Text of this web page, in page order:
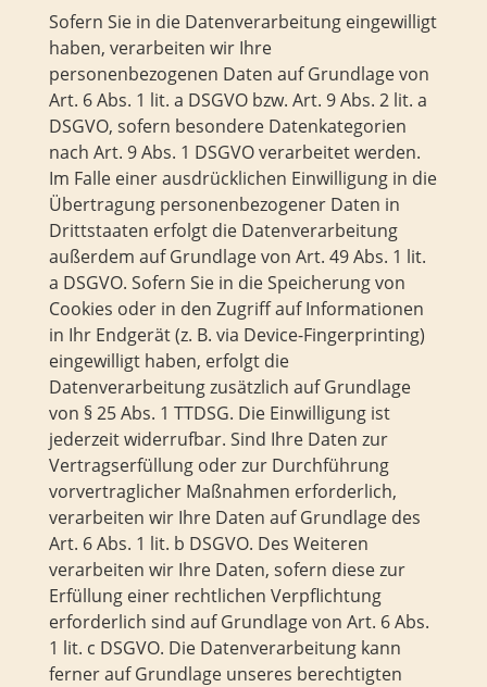
Sofern Sie in die Datenverarbeitung eingewilligt
haben, verarbeiten wir Ihre
personenbezogenen Daten auf Grundlage von
Art. 6 Abs. 1 lit. a DSGVO bzw. Art. 9 Abs. 2 lit. a
DSGVO, sofern besondere Datenkategorien
nach Art. 9 Abs. 1 DSGVO verarbeitet werden.
Im Falle einer ausdrücklichen Einwilligung in die
Übertragung personenbezogener Daten in
Drittstaaten erfolgt die Datenverarbeitung
außerdem auf Grundlage von Art. 49 Abs. 1 lit.
a DSGVO. Sofern Sie in die Speicherung von
Cookies oder in den Zugriff auf Informationen
in Ihr Endgerät (z. B. via Device-Fingerprinting)
eingewilligt haben, erfolgt die
Datenverarbeitung zusätzlich auf Grundlage
von § 25 Abs. 1 TTDSG. Die Einwilligung ist
jederzeit widerrufbar. Sind Ihre Daten zur
Vertragserfüllung oder zur Durchführung
vorvertraglicher Maßnahmen erforderlich,
verarbeiten wir Ihre Daten auf Grundlage des
Art. 6 Abs. 1 lit. b DSGVO. Des Weiteren
verarbeiten wir Ihre Daten, sofern diese zur
Erfüllung einer rechtlichen Verpflichtung
erforderlich sind auf Grundlage von Art. 6 Abs.
1 lit. c DSGVO. Die Datenverarbeitung kann
ferner auf Grundlage unseres berechtigten